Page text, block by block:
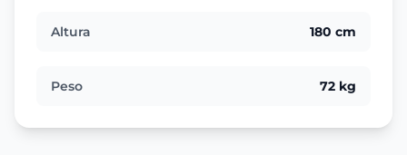
Altura 180 cm
Peso 72 kg